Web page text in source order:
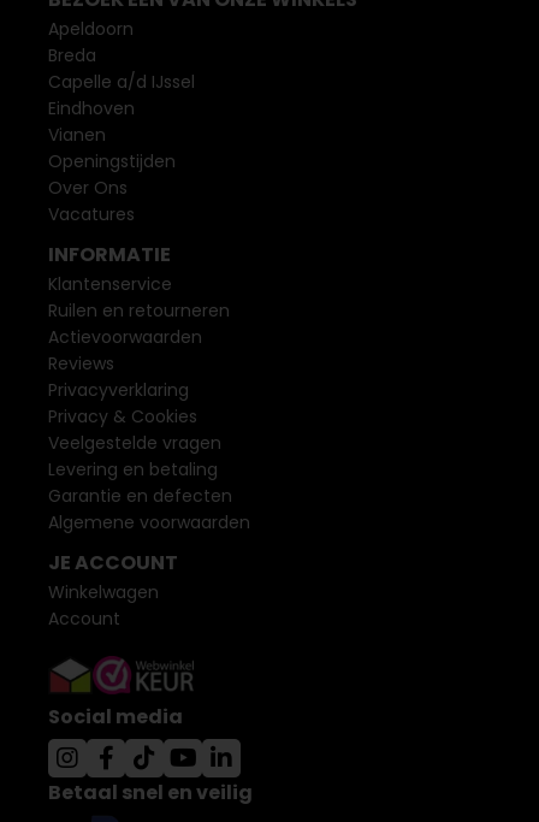
Apeldoorn
Breda
Capelle a/d IJssel
Eindhoven
Vianen
Openingstijden
Over Ons
Vacatures
INFORMATIE
Klantenservice
Ruilen en retourneren
Actievoorwaarden
Reviews
Privacyverklaring
Privacy & Cookies
Veelgestelde vragen
Levering en betaling
Garantie en defecten
Algemene voorwaarden
JE ACCOUNT
Winkelwagen
Account
Social media
Betaal snel en veilig